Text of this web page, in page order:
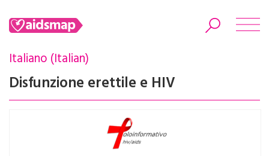
Italiano (Italian)
Disfunzione erettile e HIV